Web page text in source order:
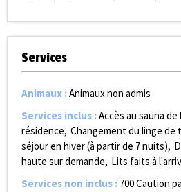
Services
Animaux :Animaux non admis
Services inclus :Accès au sauna de
résidence Changement du linge de
séjour en hiver (à partir de 7 nuits)
haute sur demande Lits faits à
Services non inclus : 700Caution